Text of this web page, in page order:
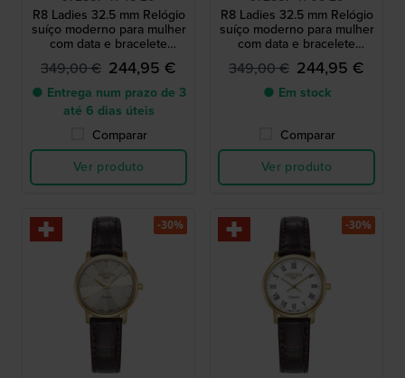
R8 Ladies 32.5 mm Relógio
suíço moderno para mulher
com data e bracelete
integrada.
349,00 € 244,95 €
● Entrega num prazo de 3
até 6 dias úteis
Comparar
Ver produto
R8 Ladies 32.5 mm Relógio
suíço moderno para mulher
com data e bracelete
integrada.
349,00 € 244,95 €
● Em stock
Comparar
Ver produto
-30% -30%